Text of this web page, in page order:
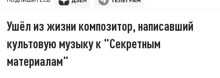
Ушёл из жизни композитор, написавший
культовую музыку к "Секретным
материалам"